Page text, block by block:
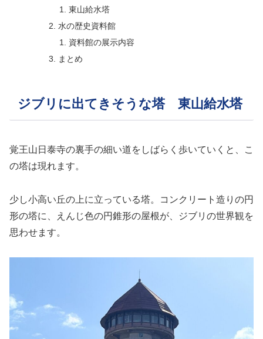
東山給水塔
水の歴史資料館
資料館の展示内容
まとめ
ジブリに出てきそうな塔 東山給水塔
覚王山日泰寺の裏手の細い道をしばらく歩いていくと、こ
の塔は現れます。
少し小高い丘の上に立っている塔。コンクリート造りの円
形の塔に、えんじ色の円錐形の屋根が、ジブリの世界観を
思わせます。